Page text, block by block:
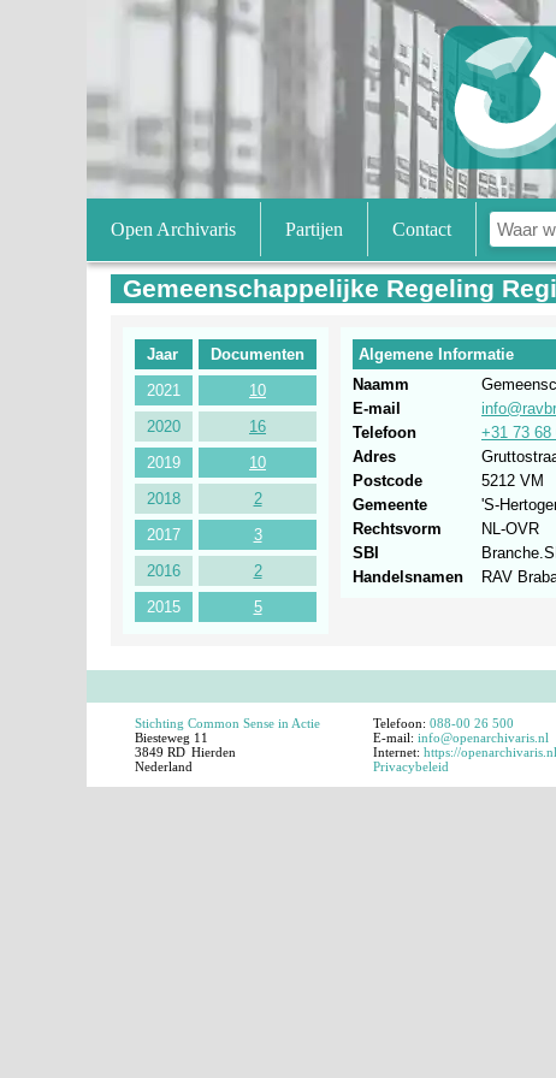
Open Archivaris Partijen Contact
Gemeenschappelijke Regeling
Jaar
Documenten
2021
10
2020
16
2019
10
2018
2
2017
3
2016
2
2015
5
Algemene Informatie
Naamm
E-mail
Telefoon
+31 73 68
Adres
Postcode
5212 VM
Gemeente
'S-
Rechtsvorm
NL-OVR
SBI
Handelsnamen
RAV
Stichting Common Sense in Actie
Biesteweg 11
3849 RD Hierden
Nederland
Telefoon: 088-00 26 500
E-mail: info@openarchivaris.nl
Internet: https://openarchivaris.nl
Privacybeleid